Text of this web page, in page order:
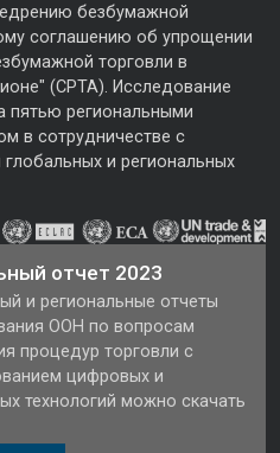
безбумажной
соглашению об упрощении
торговли в
(CPTA). Исследование
пятью региональными
в сотрудничестве с
и региональных
отчет 2023
и региональные отчеты
ООН по вопросам
процедур торговли с
цифровых и
технологий можно скачать